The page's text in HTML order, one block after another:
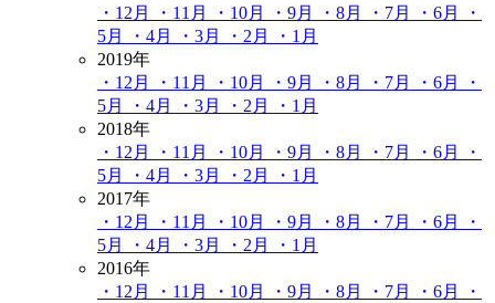
・12月
・11月 ・10月 ・9月 ・8月 ・7月 ・6月
・
5月
・4月 ・3月 ・2月
・1月
2019年
・12月
・11月 ・10月 ・9月 ・8月 ・7月 ・6月
・
5月
・4月 ・3月 ・2月
・1月
2018年
・12月
・11月 ・10月 ・9月 ・8月 ・7月 ・6月
・
5月
・4月 ・3月 ・2月
・1月
2017年
・12月
・11月 ・10月 ・9月 ・8月 ・7月 ・6月
・
5月
・4月 ・3月 ・2月
・1月
2016年
・12月
・11月 ・10月 ・9月 ・8月 ・7月 ・6月
・